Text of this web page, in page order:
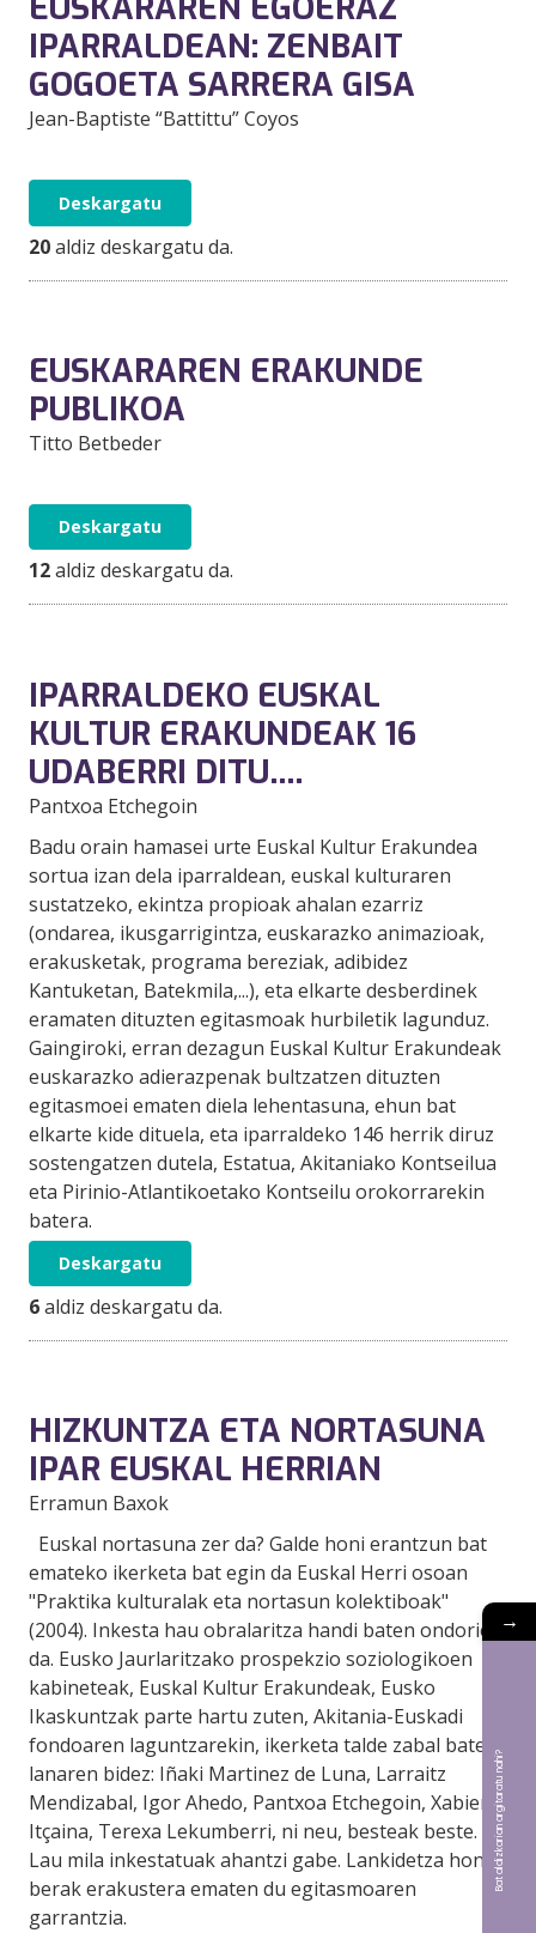
EUSKARAREN EGOERAZ
IPARRALDEAN: ZENBAIT
GOGOETA SARRERA GISA
Jean-Baptiste “Battittu” Coyos
Deskargatu
20aldiz deskargatu da.
EUSKARAREN ERAKUNDE
PUBLIKOA
Titto Betbeder
Deskargatu
12aldiz deskargatu da.
IPARRALDEKO EUSKAL
KULTUR ERAKUNDEAK 16
UDABERRI DITU….
Pantxoa Etchegoin
Badu orain hamasei urte Euskal Kultur Erakundea
sortua izan dela iparraldean, euskal kulturaren
sustatzeko, ekintza propioak ahalan ezarriz
(ondarea, ikusgarrigintza, euskarazko animazioak,
erakusketak, programa bereziak, adibidez
Kantuketan, Batekmila,...), eta elkarte desberdinek
eramaten dituzten egitasmoak hurbiletik lagunduz.
Gaingiroki, erran dezagun Euskal Kultur Erakundeak
euskarazko adierazpenak bultzatzen dituzten
egitasmoei ematen diela lehentasuna, ehun bat
elkarte kide dituela, eta iparraldeko 146 herrik diruz
sostengatzen dutela, Estatua, Akitaniako Kontseilua
eta Pirinio-Atlantikoetako Kontseilu orokorrarekin
batera.
Deskargatu
6aldiz deskargatu da.
HIZKUNTZA ETA NORTASUNA
IPAR EUSKAL HERRIAN
Erramun Baxok
Euskal nortasuna zer da? Galde honi erantzun bat
emateko ikerketa bat egin da Euskal Herri osoan
"Praktika kulturalak eta nortasun kolektiboak"
(2004). Inkesta hau obralaritza handi baten ondorioa
da. Eusko Jaurlaritzako prospekzio soziologikoen
kabineteak, Euskal Kultur Erakundeak, Eusko
Ikaskuntzak parte hartu zuten, Akitania-Euskadi
fondoaren laguntzarekin, ikerketa talde zabal baten
lanaren bidez: Iñaki Martinez de Luna, Larraitz
Mendizabal, Igor Ahedo, Pantxoa Etchegoin, Xabier
Itçaina, Terexa Lekumberri, ni neu, besteak beste.
Lau mila inkestatuak ahantzi gabe. Lankidetza honek
berak erakustera ematen du egitasmoaren
garrantzia.
→
Bat aldizkarian argitaratu nahi?